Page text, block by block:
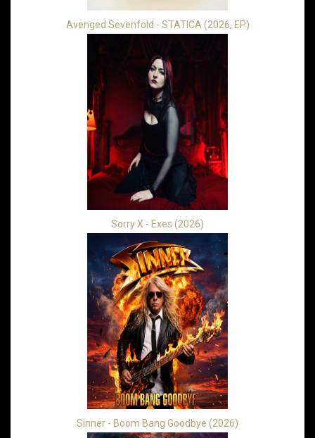
Avenged Sevenfold - STATICA (2026, EP)
Sorry X - Exes (2026)
Sinner - Boom Bang Goodbye (2026)